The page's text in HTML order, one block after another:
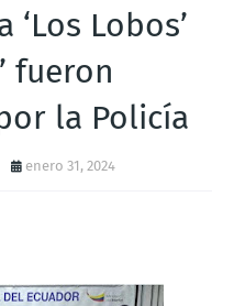
Lobos’
fueron
la Policía
enero 31, 2024